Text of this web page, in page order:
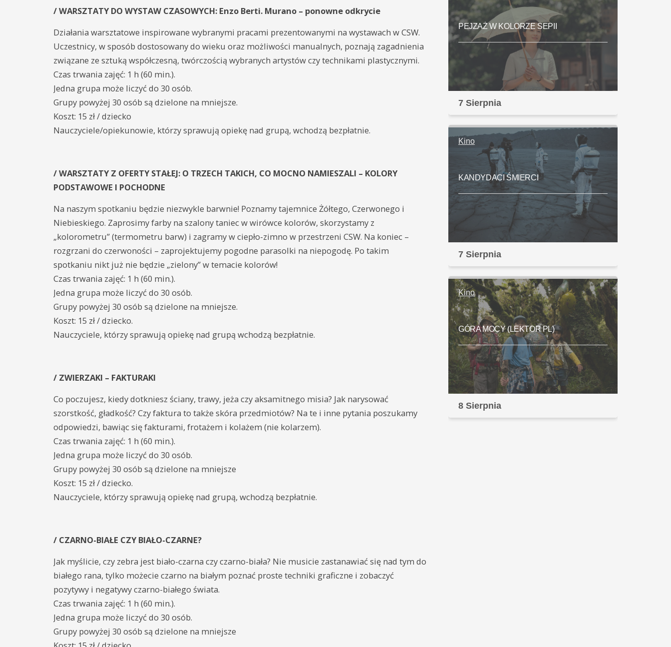
/ WARSZTATY DO WYSTAW CZASOWYCH: Enzo Berti. Murano – ponowne odkrycie
Działania warsztatowe inspirowane wybranymi pracami prezentowanymi na wystawach w CSW.
Uczestnicy, w sposób dostosowany do wieku oraz możliwości manualnych, poznają zagadnienia
związane ze sztuką współczesną, twórczością wybranych artystów czy technikami plastycznymi.
Czas trwania zajęć: 1 h (60 min.).
Jedna grupa może liczyć do 30 osób.
Grupy powyżej 30 osób są dzielone na mniejsze.
Koszt: 15 zł / dziecko
Nauczyciele/opiekunowie, którzy sprawują opiekę nad grupą, wchodzą bezpłatnie.
/ WARSZTATY Z OFERTY STAŁEJ: O TRZECH TAKICH, CO MOCNO NAMIESZALI – KOLORY
PODSTAWOWE I POCHODNE
Na naszym spotkaniu będzie niezwykle barwnie! Poznamy tajemnice Żółtego, Czerwonego i
Niebieskiego. Zaprosimy farby na szalony taniec w wirówce kolorów, skorzystamy z
„kolorometru” (termometru barw) i zagramy w ciepło-zimno w przestrzeni CSW. Na koniec –
rozgrzani do czerwoności – zaprojektujemy pogodne parasolki na niepogodę. Po takim
spotkaniu nikt już nie będzie „zielony” w temacie kolorów!
Czas trwania zajęć: 1 h (60 min.).
Jedna grupa może liczyć do 30 osób.
Grupy powyżej 30 osób są dzielone na mniejsze.
Koszt: 15 zł / dziecko.
Nauczyciele, którzy sprawują opiekę nad grupą wchodzą bezpłatnie.
/ ZWIERZAKI – FAKTURAKI
Co poczujesz, kiedy dotkniesz ściany, trawy, jeża czy aksamitnego misia? Jak narysować
szorstkość, gładkość? Czy faktura to także skóra przedmiotów? Na te i inne pytania poszukamy
odpowiedzi, bawiąc się fakturami, frotażem i kolażem (nie kolarzem).
Czas trwania zajęć: 1 h (60 min.).
Jedna grupa może liczyć do 30 osób.
Grupy powyżej 30 osób są dzielone na mniejsze
Koszt: 15 zł / dziecko.
Nauczyciele, którzy sprawują opiekę nad grupą, wchodzą bezpłatnie.
/ CZARNO-BIAŁE CZY BIAŁO-CZARNE?
Jak myślicie, czy zebra jest biało-czarna czy czarno-biała? Nie musicie zastanawiać się nad tym do
białego rana, tylko możecie czarno na białym poznać proste techniki graficzne i zobaczyć
pozytywy i negatywy czarno-białego świata.
Czas trwania zajęć: 1 h (60 min.).
Jedna grupa może liczyć do 30 osób.
Grupy powyżej 30 osób są dzielone na mniejsze
PEJZAŻ W KOLORZE SEPII
7 Sierpnia
Kino
KANDYDACI ŚMIERCI
7 Sierpnia
Kino
GÓRA MOCY (LEKTOR PL)
8 Sierpnia